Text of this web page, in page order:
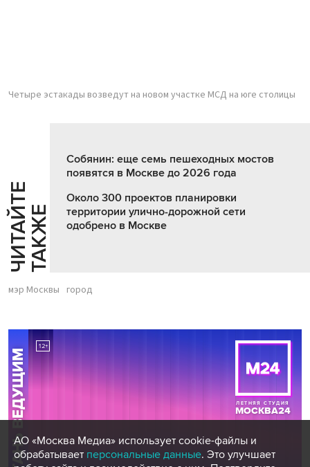
Четыре эстакады возведут на новом участке МСД на юге столицы
Ч
И
Т
АЙ
Т
Е
Т
А
К
ЖЕ
Собянин: еще семь пешеходных мостов
появятся в Москве до 2026 года
Около 300 проектов планировки
территории улично-дорожной сети
одобрено в Москве
мэр Москвы город
АО «Москва Медиа» использует cookie-файлы и
обрабатывает персональные данные. Это улучшает